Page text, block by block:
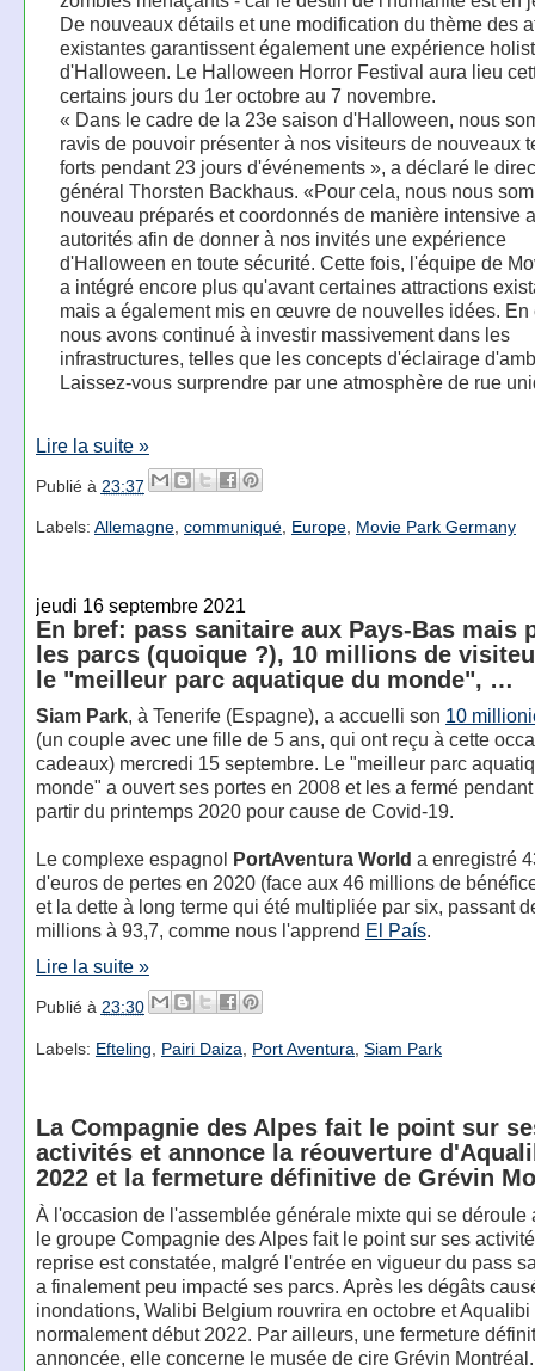
De nouveaux détails et une modification du thème des
existantes garantissent également une expérience
d'Halloween. Le Halloween Horror Festival aura lieu
certains jours du 1er octobre au 7 novembre.
« Dans le cadre de la 23e saison d'Halloween, nous
ravis de pouvoir présenter à nos visiteurs de nouveaux
forts pendant 23 jours d'événements », a déclaré le
général Thorsten Backhaus. «Pour cela, nous nous
nouveau préparés et coordonnés de manière intensive
autorités afin de donner à nos invités une expérience
d'Halloween en toute sécurité. Cette fois, l'équipe de
a intégré encore plus qu'avant certaines attractions
mais a également mis en œuvre de nouvelles idées. En
nous avons continué à investir massivement dans les
infrastructures, telles que les concepts d'éclairage
Laissez-vous surprendre par une atmosphère de rue
Lire la suite »
Publié à 23:37
Labels: Allemagne, communiqué, Europe, Movie Park Germany
jeudi 16 septembre 2021
En bref: pass sanitaire aux Pays-Bas mais
les parcs (quoique ?), 10 millions de
le "meilleur parc aquatique du monde", …
Siam Park, à Tenerife (Espagne), a accuelli son 10
(un couple avec une fille de 5 ans, qui ont reçu à cette
cadeaux) mercredi 15 septembre. Le "meilleur parc
monde" a ouvert ses portes en 2008 et les a fermé
partir du printemps 2020 pour cause de Covid-19.
Le complexe espagnol PortAventura World a enregistré
d'euros de pertes en 2020 (face aux 46 millions de
et la dette à long terme qui été multipliée par six, passant
millions à 93,7, comme nous l'apprend El País.
Lire la suite »
Publié à 23:30
Labels: Efteling Pairi Daiza Port Aventura Siam Park
La Compagnie des Alpes fait le point sur
activités et annonce la réouverture
2022 et la fermeture définitive de Grévin
À l'occasion de l'assemblée générale mixte qui se déroule
le groupe Compagnie des Alpes fait le point sur ses
reprise est constatée, malgré l'entrée en vigueur du pass
a finalement peu impacté ses parcs. Après les dégâts
inondations, Walibi Belgium rouvrira en octobre et Aqualibi
normalement début 2022. Par ailleurs, une fermeture
annoncée, elle concerne le musée de cire Grévin Montréal.